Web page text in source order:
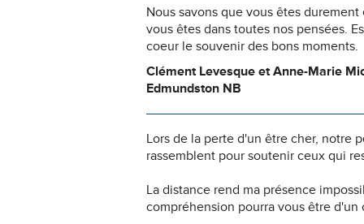
Nous savons que vous êtes
vous êtes dans toutes nos pensées.
coeur le souvenir des bons moments.
Clément Levesque et Anne-Marie
Edmundston NB
Lors de la perte d'un être cher, notre
rassemblent pour soutenir ceux qui
La distance rend ma présence
compréhension pourra vous être d'un